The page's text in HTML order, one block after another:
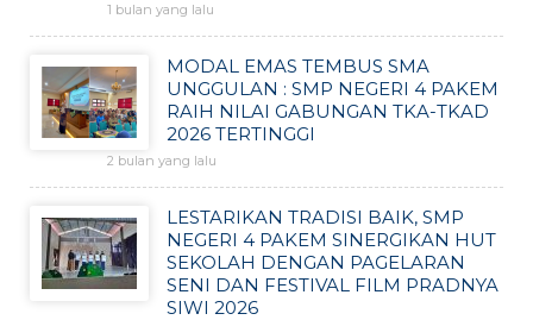
1 bulan yang lalu
MODAL EMAS TEMBUS SMA
UNGGULAN : SMP NEGERI 4 PAKEM
RAIH NILAI GABUNGAN TKA-TKAD
2026 TERTINGGI
2 bulan yang lalu
LESTARIKAN TRADISI BAIK, SMP
NEGERI 4 PAKEM SINERGIKAN HUT
SEKOLAH DENGAN PAGELARAN
SENI DAN FESTIVAL FILM PRADNYA
SIWI 2026